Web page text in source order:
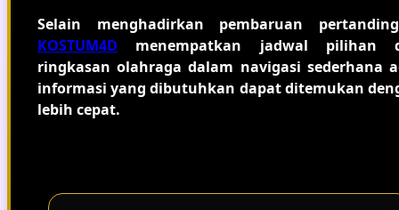
Selain menghadirkan pembaruan
KOSTUM4D menempatkan jadwal pilihan
ringkasan olahraga dalam navigasi sederhana
informasi yang dibutuhkan dapat ditemukan
lebih cepat.